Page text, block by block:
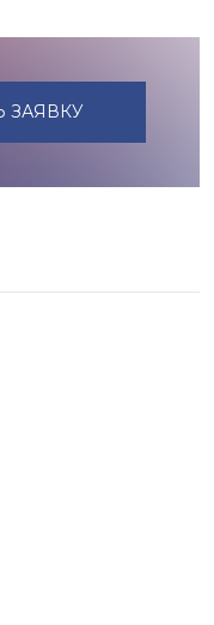
ЗАЯВКУ